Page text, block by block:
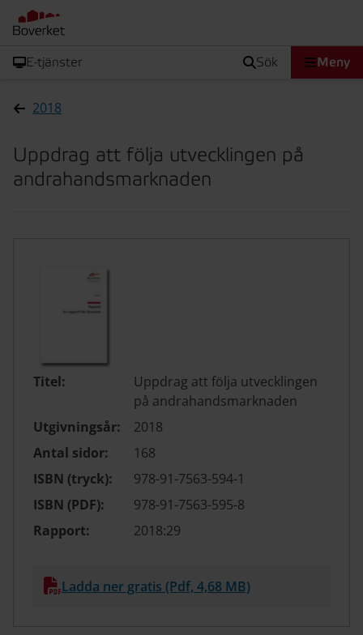
E-tjänster sök Meny
2018
Uppdrag att följa utvecklingen på
andrahandsmarknaden
Titel:
Uppdrag att följa utvecklingen
på andrahandsmarknaden
Utgivningsår:
2018
Antal sidor:
168
ISBN (tryck):
978-91-7563-594-1
ISBN (PDF):
978-91-7563-595-8
Rapport:
2018:29
Ladda ner gratis (Pdf, 4,68 MB)